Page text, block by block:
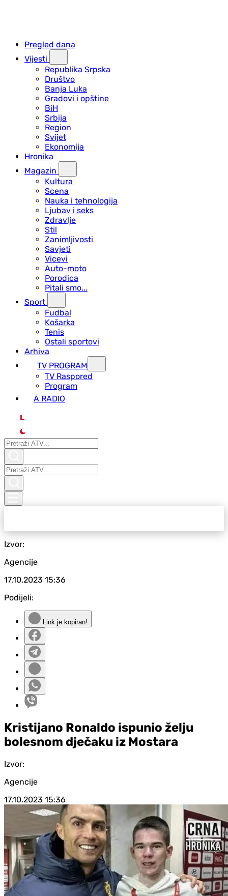
Pregled dana
Vijesti
Republika Srpska
Društvo
Banja Luka
Gradovi i opštine
BiH
Srbija
Region
Svijet
Ekonomija
Hronika
Magazin
Kultura
Scena
Nauka i tehnologija
Ljubav i seks
Zdravlje
Stil
Zanimljivosti
Savjeti
Vicevi
Auto-moto
Porodica
Pitali smo...
Sport
Fudbal
Košarka
Tenis
Ostali sportovi
Arhiva
TV PROGRAM
ТV Raspored
Program
A RADIO
L
Izvor:
Agencije
17.10.2023 15:36
Podijeli:
Link je kopiran!
Kristijano Ronaldo ispunio želju
bolesnom dječaku iz Mostara
Izvor:
Agencije
17.10.2023 15:36